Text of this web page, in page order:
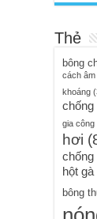
Thẻ
bông
cách âm
khoáng
chống
gia công
hơi
chống
hột gà
bông